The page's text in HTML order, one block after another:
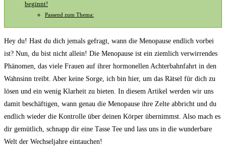
beginnt!
Passend zum Thema:
Hey ⁢du! Hast​ du dich jemals gefragt, wann die Menopause endlich vorbei
ist? Nun, du bist nicht⁣ allein!⁢ Die Menopause ist ​ein ziemlich verwirrendes‌
Phänomen, ⁢das viele Frauen auf ihrer hormonellen Achterbahnfahrt in den
Wahnsinn⁣ treibt. ‌Aber keine Sorge, ich⁤ bin hier, ⁤um ⁢das Rätsel⁣ für dich zu
lösen ​und⁤ ein wenig Klarheit zu​ bieten. ‍In diesem Artikel ‍werden wir⁤ uns
⁤damit beschäftigen, wann⁣ genau die Menopause‌ ihre Zelte abbricht und ‍du
endlich ⁤wieder die Kontrolle über deinen‌ Körper übernimmst. Also mach es
dir gemütlich, schnapp dir eine Tasse Tee und lass uns in⁤ die wunderbare
Welt ‌der Wechseljahre eintauchen!